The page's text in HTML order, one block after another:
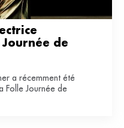
de
a récemment été
Folle Journée de